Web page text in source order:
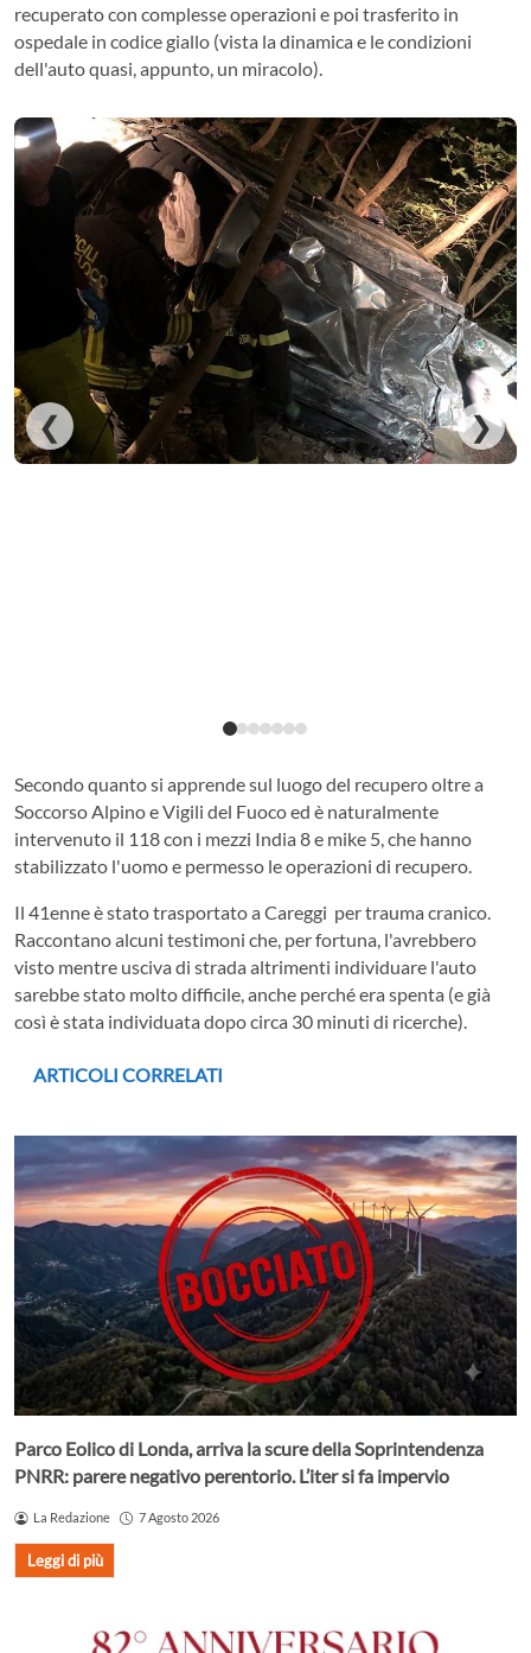
recuperato con complesse operazioni e poi trasferito in
ospedale in codice giallo (vista la dinamica e le condizioni
dell'auto quasi, appunto, un miracolo).
❮ ❯
Secondo quanto si apprende sul luogo del recupero oltre a
Soccorso Alpino e Vigili del Fuoco ed è naturalmente
intervenuto il 118 con i mezzi India 8 e mike 5, che hanno
stabilizzato l'uomo e permesso le operazioni di recupero.
Il 41enne è stato trasportato a Careggi per trauma cranico.
Raccontano alcuni testimoni che, per fortuna, l'avrebbero
visto mentre usciva di strada altrimenti individuare l'auto
sarebbe stato molto difficile, anche perché era spenta (e già
così è stata individuata dopo circa 30 minuti di ricerche).
ARTICOLI CORRELATI
Parco Eolico di Londa, arriva la scure della Soprintendenza
PNRR: parere negativo perentorio. L’iter si fa impervio
La Redazione 7 Agosto 2026
Leggi di più